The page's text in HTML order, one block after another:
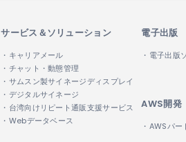
サービス＆ソリューション
・キャリアメール
・チャット・動態管理
・サムスン製サイネージディスプレイ
・デジタルサイネージ
・台湾向けリピート通販支援サービス
・Webデータベース
電子出版
・電子出版
AWS開発
・AWSパ